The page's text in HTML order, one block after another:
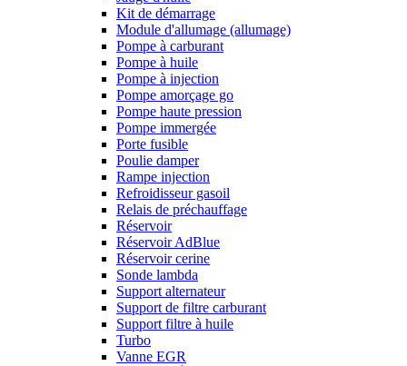
Kit de démarrage
Module d'allumage (allumage)
Pompe à carburant
Pompe à huile
Pompe à injection
Pompe amorçage go
Pompe haute pression
Pompe immergée
Porte fusible
Poulie damper
Rampe injection
Refroidisseur gasoil
Relais de préchauffage
Réservoir
Réservoir AdBlue
Réservoir cerine
Sonde lambda
Support alternateur
Support de filtre carburant
Support filtre à huile
Turbo
Vanne EGR